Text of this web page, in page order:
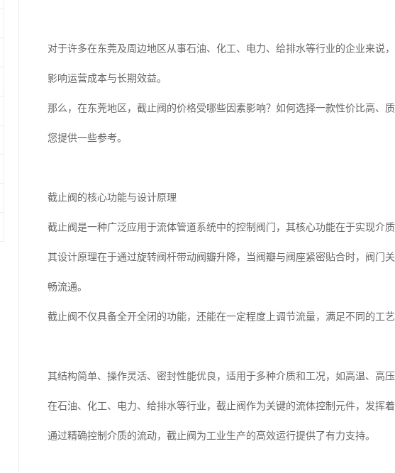
对于许多在东莞及周边地区从事石油、化工、电力、给排水等行业的企业来说
影响运营成本与长期效益。
那么，在东莞地区，截止阀的价格受哪些因素影响？如何选择一款性价比高、
您提供一些参考。
截止阀的核心功能与设计原理
截止阀是一种广泛应用于流体管道系统中的控制阀门，其核心功能在于实现介质
其设计原理在于通过旋转阀杆带动阀瓣升降，当阀瓣与阀座紧密贴合时，阀门
畅流通。
截止阀不仅具备全开全闭的功能，还能在一定程度上调节流量，满足不同的工艺
其结构简单、操作灵活、密封性能优良，适用于多种介质和工况，如高温、高压
在石油、化工、电力、给排水等行业，截止阀作为关键的流体控制元件，发挥
通过精确控制介质的流动，截止阀为工业生产的高效运行提供了有力支持。